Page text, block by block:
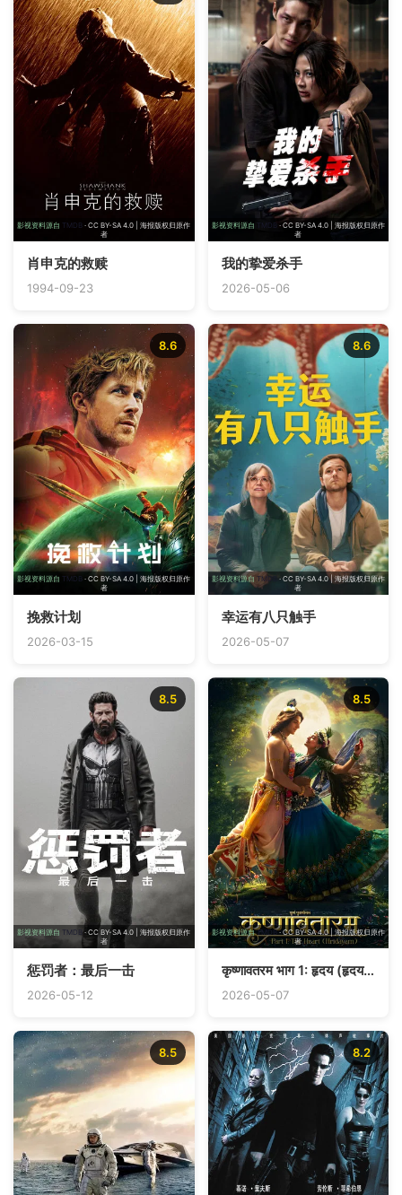
影视资料源自 TMDB · CC BY-SA 4.0 | 海报版权归原作
者
肖申克的救赎
1994-09-23
影视资料源自 TMDB · CC BY-SA 4.0 | 海报版权归原作
者
我的挚爱杀手
2026-05-06
影视资料源自 TMDB · CC BY-SA 4.0 | 海报版权归原作
者
8.6
挽救计划
2026-03-15
影视资料源自 TMDB
· CC BY-SA 4.0 | 海报版权归原作
者
8.6
幸运有八只触手
2026-05-07
影视资料源自 TMDB· CC BY-SA 4.0 | 海报版权归原作
者
8.5
惩罚者：最后一击
2026-05-12
影视资料源自TMDB· CC BY-SA 4.0 | 海报版权归原作
者
8.5
कृष्णावतरम भाग 1: हृदय (हृदयम्)
2026-05-07
8.5 8.2